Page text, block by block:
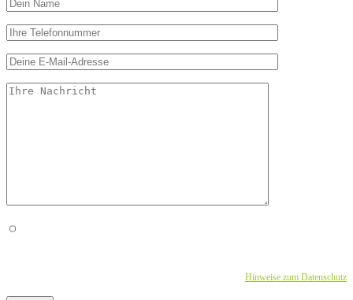
Hinweise zum Datenschutz